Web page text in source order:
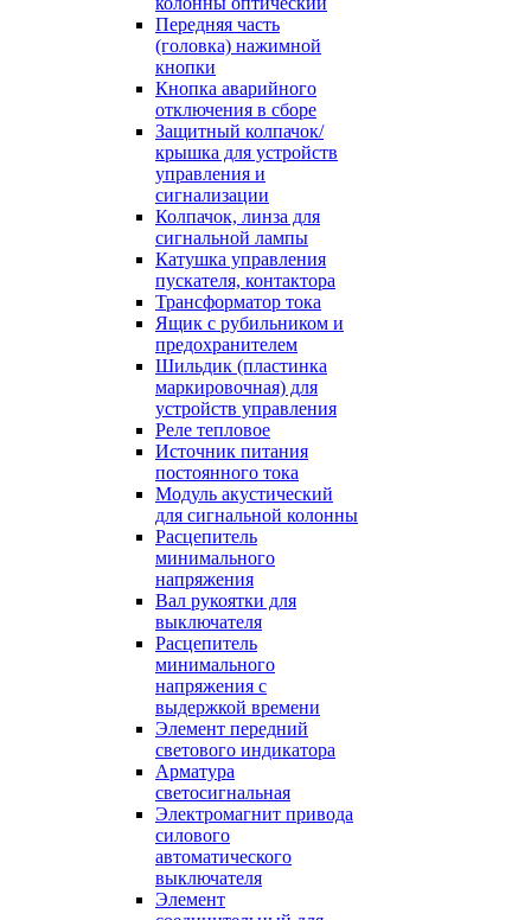
Передняя часть
(головка) нажимной
кнопки
Кнопка аварийного
отключения в сборе
Защитный колпачок/
крышка для устройств
управления и
сигнализации
Колпачок, линза для
сигнальной лампы
Катушка управления
пускателя, контактора
Трансформатор тока
Ящик с рубильником и
предохранителем
Шильдик (пластинка
маркировочная) для
устройств управления
Реле тепловое
Источник питания
постоянного тока
Модуль акустический
для сигнальной колонны
Расцепитель
минимального
напряжения
Вал рукоятки для
выключателя
Расцепитель
минимального
напряжения с
выдержкой времени
Элемент передний
светового индикатора
Арматура
светосигнальная
Электромагнит привода
силового
автоматического
выключателя
Элемент